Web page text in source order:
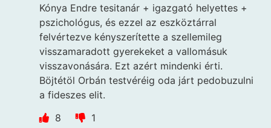
Kónya Endre tesitanár + igazgató helyettes +
pszichológus, és ezzel az eszköztárral
felvértezve kényszerítette a szellemileg
visszamaradott gyerekeket a vallomásuk
visszavonására. Ezt azért mindenki érti.
Böjtétöl Orbán testvéréig oda járt pedobuzulni
a fideszes elit.
8
1